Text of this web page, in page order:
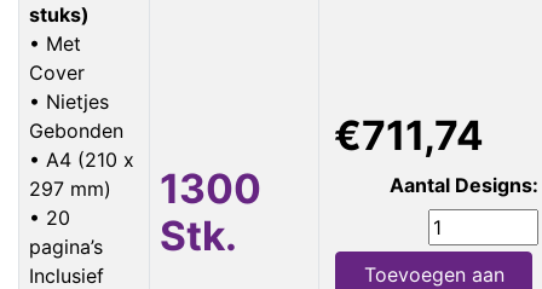
stuks)
• Met
Cover
• Nietjes
Gebonden
• A4 (210 x
297 mm)
• 20
pagina’s
Inclusief
1300
Stk.
€711,74
Aantal Designs:
Toevoegen aan